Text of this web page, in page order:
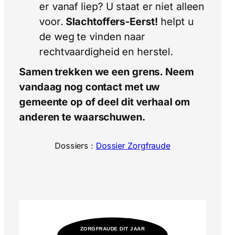
er vanaf liep? U staat er niet alleen
voor. Slachtoffers-Eerst! helpt u
de weg te vinden naar
rechtvaardigheid en herstel.
Samen trekken we een grens. Neem
vandaag nog contact met uw
gemeente op of deel dit verhaal om
anderen te waarschuwen.
Dossiers : Dossier Zorgfraude
ZORGFRAUDE DIT JAAR